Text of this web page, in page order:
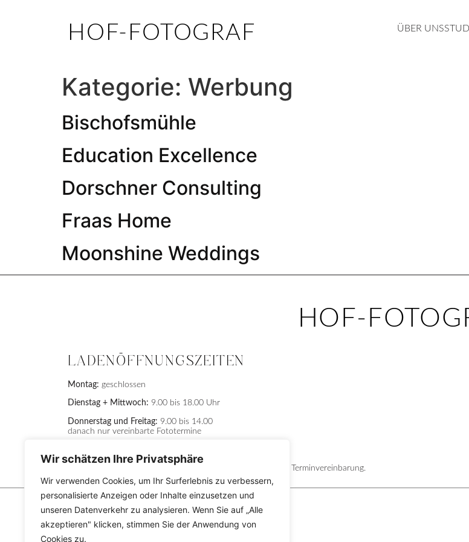
Wir schätzen Ihre Privatsphäre
Wir verwenden Cookies, um Ihr Surferlebnis zu verbessern,
personalisierte Anzeigen oder Inhalte einzusetzen und
unseren Datenverkehr zu analysieren. Wenn Sie auf „Alle
akzeptieren" klicken, stimmen Sie der Anwendung von
Cookies zu.
HOF-FOTOGRAF ÜBER UNS
Kategorie: Werbung
Bischofsmühle
Education Excellence
Dorschner Consulting
Fraas Home
Moonshine Weddings
HOF-
LADENÖFFNUNGSZEITEN
Montag: geschlossen
Dienstag + Mittwoch: 9.00 bis 18.00 Uhr
Donnerstag und Freitag: 9.00 bis 14.00
danach nur vereinbarte Fototermine
Für Bewerbungsbilder und Portraitaufnahmen bitten wir um Terminvereinbarung.